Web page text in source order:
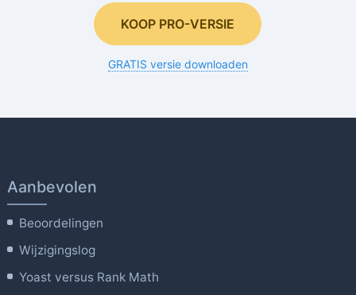
KOOP PRO-VERSIE
GRATIS versie downloaden
Aanbevolen
Beoordelingen
Wijzigingslog
Yoast versus Rank Math